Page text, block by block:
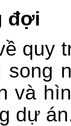
đợi
quy
song
và
dự